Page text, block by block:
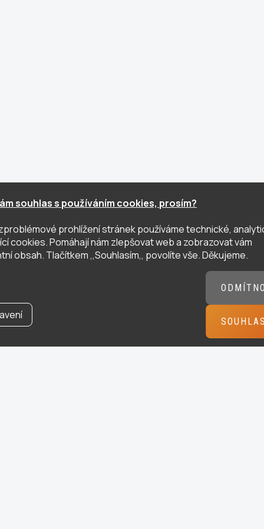
souhlas s používáním cookies, prosím?
prohlížení stránek používáme technické,
cookies. Pomáhají nám zlepšovat web a zobrazovat vám
obsah. Tlačítkem ,,Souhlasím,, povolíte vše. Děkujeme.